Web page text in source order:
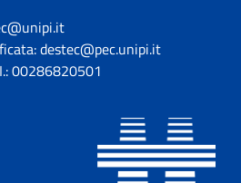
destec@pec.unipi.it
00286820501